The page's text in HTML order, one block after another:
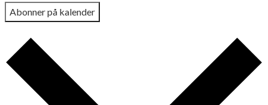
Abonner på kalender